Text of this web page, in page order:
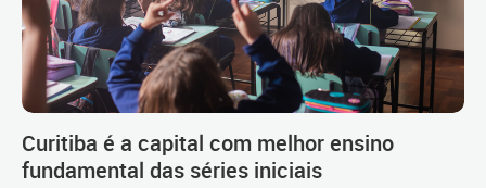
Curitiba é a capital com melhor ensino
fundamental das séries iniciais